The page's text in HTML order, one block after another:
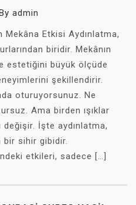
admin
Mekâna Etkisi Aydınlatma,
biridir. Mekânın
estetiğini büyük ölçüde
şekillendirir.
oturuyorsunuz. Ne
Ama birden ışıklar
değişir. İşte aydınlatma,
bir sihir gibidir.
etkileri, sadece […]